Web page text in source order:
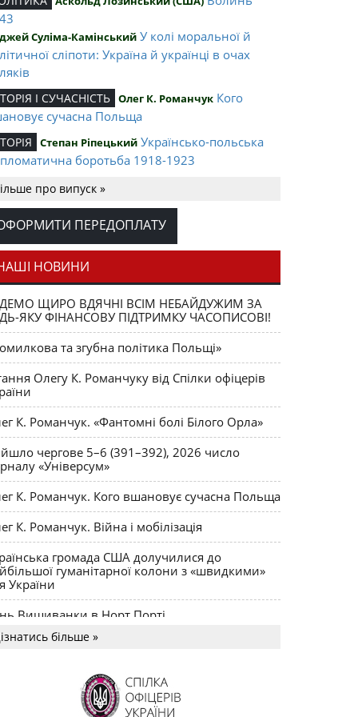
Суліма-Камінський У колі моральної й
сліпоти: Україна й українці в очах
І СУЧАСНІСТЬ Олег К. Романчук Кого
сучасна Польща
Степан Ріпецький Українсько-польська
боротьба 1918-1923
НАЦІЇ Оксана Захарчук
ВИДАННЯ Юрій Щербак Opus magnum
К. Романчука
К. Романчука
РЕДАКЦІЙНЕ Олег К. Романчук Журавель і
як уособлення української політстратегії й
про випуск »
ПЕРЕДОПЛАТУ
НОВИНИ
ЩИРО ВДЯЧНІ ВСІМ НЕБАЙДУЖИМ ЗА
ЯКУ ФІНАНСОВУ ПІДТРИМКУ ЧАСОПИСОВІ!
та згубна політика Польщі»
Олегу К. Романчуку від Спілки офіцерів
К. Романчук. «Фантомні болі Білого Орла»
чергове 5–6 (391–392), 2026 число
«Універсум»
К. Романчук. Кого вшановує сучасна Польща
К. Романчук. Війна і мобілізація
громада США долучилися до
гуманітарної колони з «швидкими»
України
Вишиванки в Норт Порті
MAGNUM Олега К. Романчука
більше »